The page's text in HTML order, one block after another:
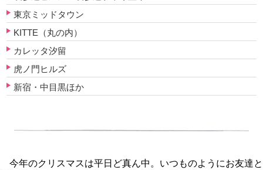
東京ミッドタウン
KITTE（丸の内）
カレッタ汐留
虎ノ門ヒルズ
新宿・中目黒ほか
今年のクリスマスは平日ど真ん中。いつものようにお友達と